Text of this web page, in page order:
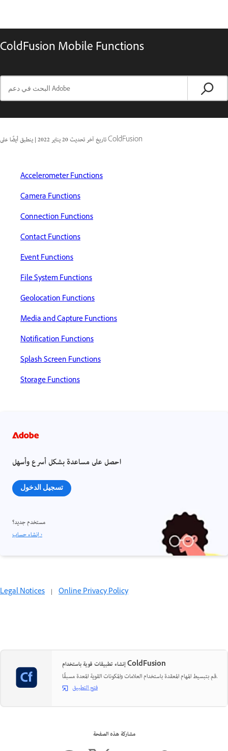
ColdFusion Mobile Functions
تاريخ آخر تحديث20 يناير 2022 | ينطبق أيضًا على ColdFusion
Accelerometer Functions
Camera Functions
Connection Functions
Contact Functions
Event Functions
File System Functions
Geolocation Functions
Media and Capture Functions
Notification Functions
Splash Screen Functions
Storage Functions
احصل على مساعدة بشكل أسرع وأسهل
تسجيل الدخول
مستخدم جديد؟
إنشاء حساب ›
Legal Notices | Online Privacy Policy
إنشاء تطبيقات قوية باستخدام ColdFusion
قم بتبسيط المهام المعقدة باستخدام العلامات والمكونات القوية المعدة مسبقًا.
فتح التطبيق
مشاركة هذه الصفحة